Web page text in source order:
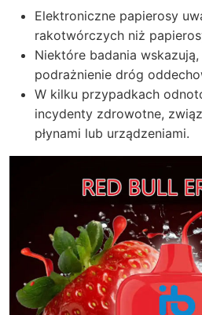
Elektroniczne papierosy
rakotwórczych niż
Niektóre badania
podrażnienie dróg
W kilku przypadkach
incydenty zdrowotne,
płynami lub urządzeniami.